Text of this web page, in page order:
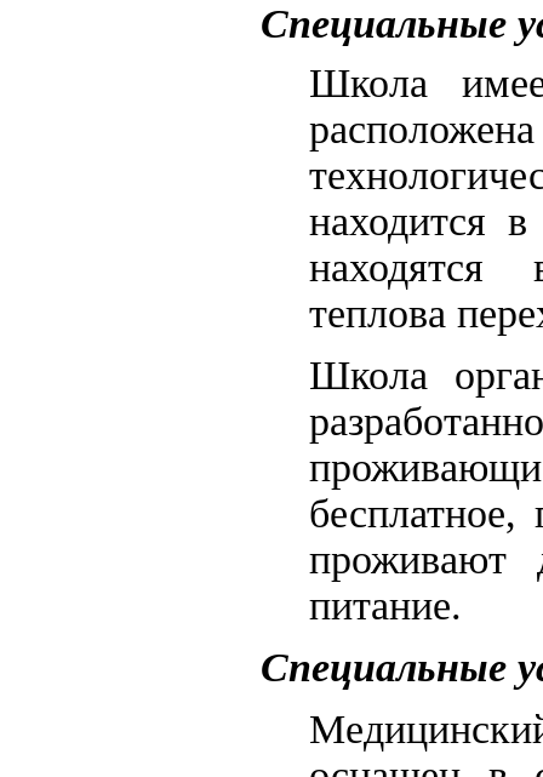
Специальные
Школа
находится
теплова
Школа
проживают
питание.
Специальные